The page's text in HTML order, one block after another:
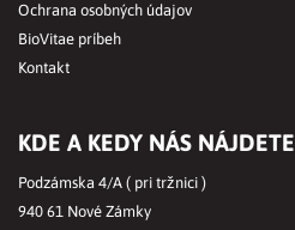
Ochrana osobných údajov
BioVitae príbeh
Kontakt
KDE A KEDY NÁS NÁJDETE
Podzámska 4/A ( pri tržnici )
940 61 Nové Zámky